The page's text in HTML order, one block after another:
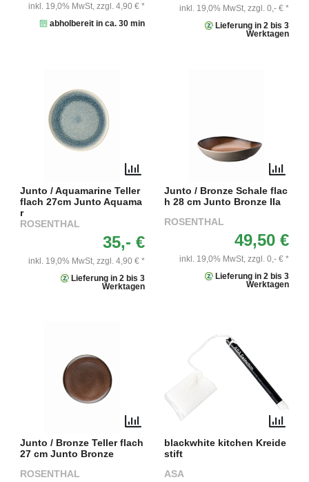
inkl. 19,0% MwSt, zzgl. 4,90 € *
abholbereit in ca. 30 min
inkl. 19,0% MwSt, zzgl. 0,- € *
Lieferung in 2 bis 3
Werktagen
Junto / Aquamarine Teller
flach 27cm Junto Aquama
r
ROSENTHAL
35,- €
inkl. 19,0% MwSt, zzgl. 4,90 € *
Lieferung in 2 bis 3
Werktagen
Junto / Bronze Schale flac
h 28 cm Junto Bronze IIa
ROSENTHAL
49,50 €
inkl. 19,0% MwSt, zzgl. 0,- € *
Lieferung in 2 bis 3
Werktagen
Junto / Bronze Teller flach
27 cm Junto Bronze
ROSENTHAL
blackwhite kitchen Kreide
stift
ASA